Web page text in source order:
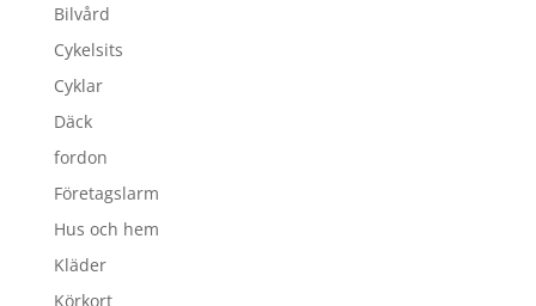
Bilvård
Cykelsits
Cyklar
Däck
fordon
Företagslarm
Hus och hem
Kläder
Körkort